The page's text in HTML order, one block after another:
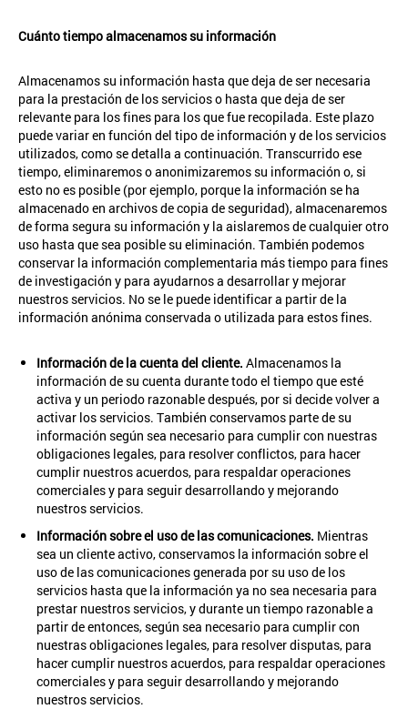
Cuánto tiempo almacenamos su información
Almacenamos su información hasta que deja de ser necesaria
para la prestación de los servicios o hasta que deja de ser
relevante para los fines para los que fue recopilada. Este plazo
puede variar en función del tipo de información y de los servicios
utilizados, como se detalla a continuación. Transcurrido ese
tiempo, eliminaremos o anonimizaremos su información o, si
esto no es posible (por ejemplo, porque la información se ha
almacenado en archivos de copia de seguridad), almacenaremos
de forma segura su información y la aislaremos de cualquier otro
uso hasta que sea posible su eliminación. También podemos
conservar la información complementaria más tiempo para fines
de investigación y para ayudarnos a desarrollar y mejorar
nuestros servicios. No se le puede identificar a partir de la
información anónima conservada o utilizada para estos fines.
Información de la cuenta del cliente. Almacenamos la
información de su cuenta durante todo el tiempo que esté
activa y un periodo razonable después, por si decide volver a
activar los servicios. También conservamos parte de su
información según sea necesario para cumplir con nuestras
obligaciones legales, para resolver conflictos, para hacer
cumplir nuestros acuerdos, para respaldar operaciones
comerciales y para seguir desarrollando y mejorando
nuestros servicios.
Información sobre el uso de las comunicaciones. Mientras
sea un cliente activo, conservamos la información sobre el
uso de las comunicaciones generada por su uso de los
servicios hasta que la información ya no sea necesaria para
prestar nuestros servicios, y durante un tiempo razonable a
partir de entonces, según sea necesario para cumplir con
nuestras obligaciones legales, para resolver disputas, para
hacer cumplir nuestros acuerdos, para respaldar operaciones
comerciales y para seguir desarrollando y mejorando
nuestros servicios.